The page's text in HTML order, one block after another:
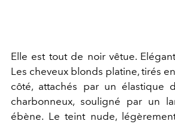
Elle est tout de noir vêtue.
Les cheveux blonds platine, tirés
côté, attachés par un élastique
charbonneux, souligné par un
ébène. Le teint nude,